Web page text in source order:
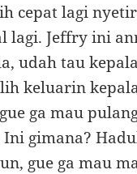
cepat lagi
lagi. Jeffry ini
udah tau
keluarin
ga mau
gimana?
gue ga mau